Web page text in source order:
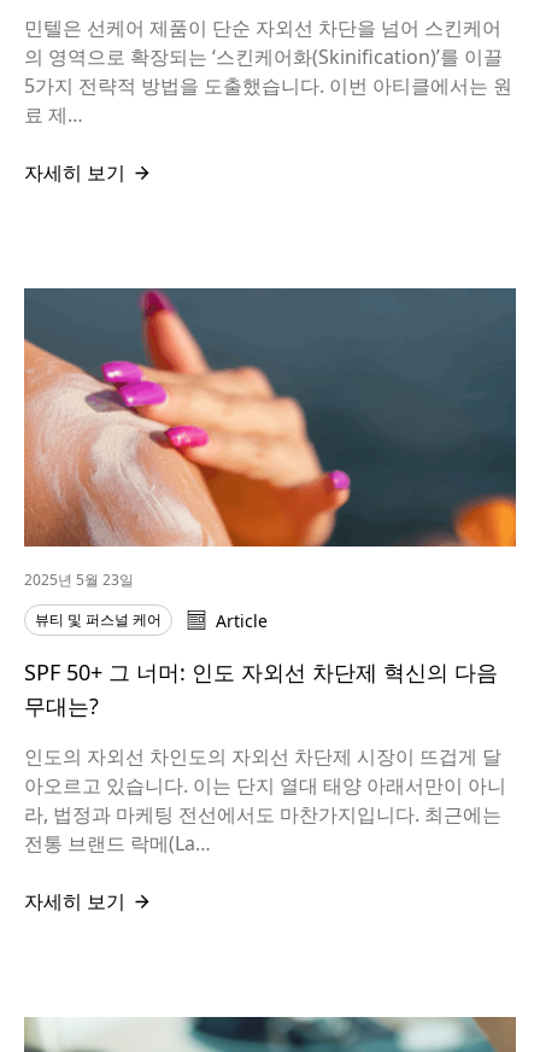
민텔은 선케어 제품이 단순 자외선 차단을 넘어 스킨케어
의 영역으로 확장되는 ‘스킨케어화(Skinification)’를 이끌
5가지 전략적 방법을 도출했습니다. 이번 아티클에서는 원
료 제…
자세히 보기
2025년 5월 23일
뷰티 및 퍼스널 케어
Article
SPF 50+ 그 너머: 인도 자외선 차단제 혁신의 다음
무대는?
인도의 자외선 차인도의 자외선 차단제 시장이 뜨겁게 달
아오르고 있습니다. 이는 단지 열대 태양 아래서만이 아니
라, 법정과 마케팅 전선에서도 마찬가지입니다. 최근에는
전통 브랜드 락메(La…
자세히 보기